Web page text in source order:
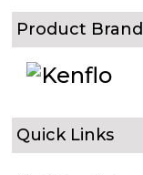
Product Brand
Quick Links